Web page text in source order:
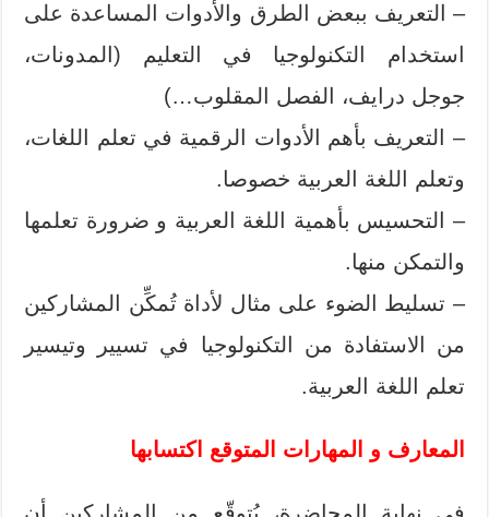
– التعريف ببعض الطرق والأدوات المساعدة على
استخدام التكنولوجيا في التعليم (المدونات،
جوجل درايف، الفصل المقلوب…)
– التعريف بأهم الأدوات الرقمية في تعلم اللغات،
وتعلم اللغة العربية خصوصا.
– التحسيس بأهمية اللغة العربية و ضرورة تعلمها
والتمكن منها.
– تسليط الضوء على مثال لأداة تُمكِّن المشاركين
من الاستفادة من التكنولوجيا في تسيير وتيسير
تعلم اللغة العربية.
المعارف و المهارات المتوقع اكتسابها